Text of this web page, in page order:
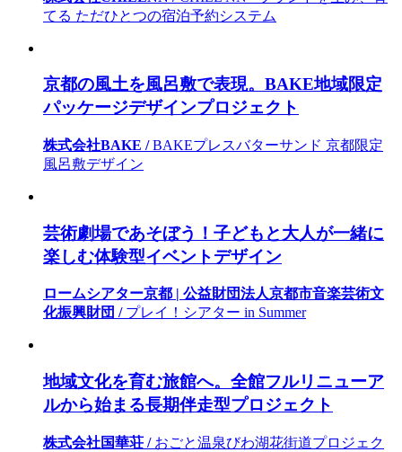
てる ただひとつの宿泊予約システム
京都の風土を風呂敷で表現。BAKE地域限定
パッケージデザインプロジェクト
株式会社BAKE /BAKEプレスバターサンド 京都限定
風呂敷デザイン
芸術劇場であそぼう！子どもと大人が一緒に
楽しむ体験型イベントデザイン
ロームシアター京都 | 公益財団法人京都市音楽芸術文
化振興財団 / プレイ！シアター in Summer
地域文化を育む旅館へ。全館フルリニューア
ルから始まる長期伴走型プロジェクト
株式会社国華荘 / おごと温泉びわ湖花街道プロジェク